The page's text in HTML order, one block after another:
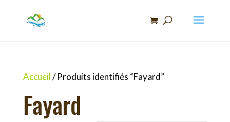
Accueil/ Produits identifiés “Fayard”
Fayard